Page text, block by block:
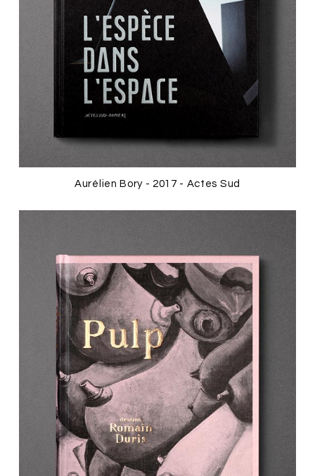
Aurélien Bory - 2017 - Actes Sud